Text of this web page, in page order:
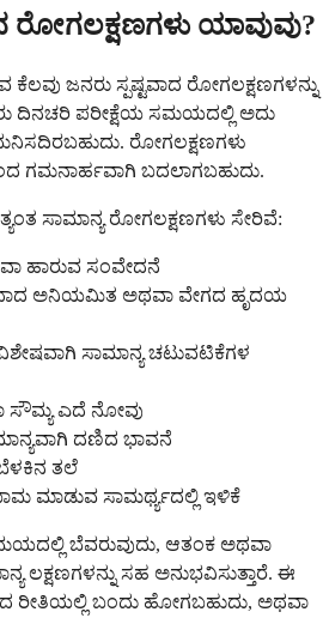
ಯಾವುವು?
ಜನರು ಸ್ಪಷ್ಟವಾದ ರೋಗಲಕ್ಷಣಗಳನ್ನು
ದಿನಚರಿ ಪರೀಕ್ಷೆಯ ಸಮಯದಲ್ಲಿ ಅದು
ರೋಗಲಕ್ಷಣಗಳು
ಗಮನಾರ್ಹವಾಗಿ ಬದಲಾಗಬಹುದು.
ಸಾಮಾನ್ಯ ರೋಗಲಕ್ಷಣಗಳು ಸೇರಿವೆ:
ಹಾರುವ ಸಂವೇದನೆ
ಅನಿಯಮಿತ ಅಥವಾ ವೇಗದ ಹೃದಯ
ಸಾಮಾನ್ಯ ಚಟುವಟಿಕೆಗಳ
ಸೌಮ್ಯ ಎದೆ ನೋವು
ದಣಿದ ಭಾವನೆ
ತಲೆ
ಮಾಡುವ ಸಾಮರ್ಥ್ಯದಲ್ಲಿ ಇಳಿಕೆ
ಬೆವರುವುದು, ಆತಂಕ ಅಥವಾ
ಲಕ್ಷಣಗಳನ್ನು ಸಹ ಅನುಭವಿಸುತ್ತಾರೆ. ಈ
ರೀತಿಯಲ್ಲಿ ಬಂದು ಹೋಗಬಹುದು, ಅಥವಾ